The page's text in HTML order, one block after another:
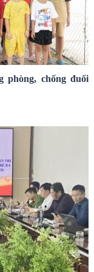
phòng, chống đuối